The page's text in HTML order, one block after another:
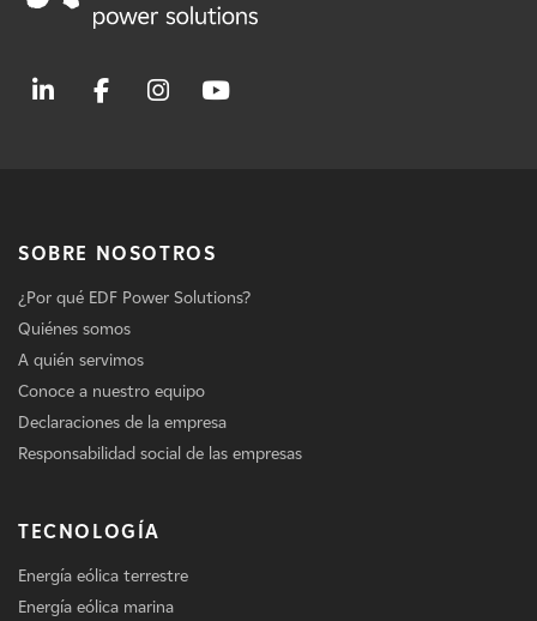
SOBRE NOSOTROS
¿Por qué EDF Power Solutions?
Quiénes somos
A quién servimos
Conoce a nuestro equipo
Declaraciones de la empresa
Responsabilidad social de las empresas
TECNOLOGÍA
Energía eólica terrestre
Energía eólica marina